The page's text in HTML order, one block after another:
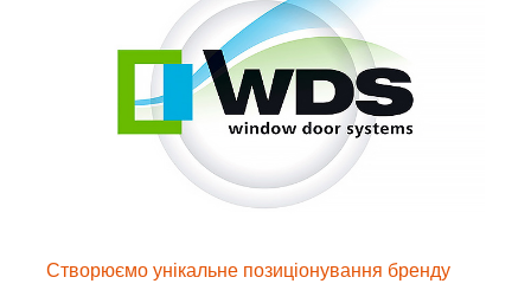
Створюємо унікальне позиціонування бренду